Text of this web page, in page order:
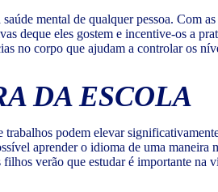
mental de qualquer pessoa. Com
deque eles gostem e incentive-os a
no corpo que ajudam a controlar os
DA ESCOLA
podem elevar
aprender o idioma de uma maneira
verão que estudar é importante na